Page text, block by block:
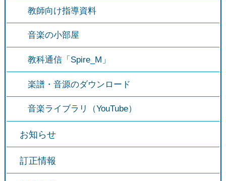
教師向け指導資料
音楽の小部屋
教科通信「Spire_M」
楽譜・音源のダウンロード
音楽ライブラリ（YouTube）
お知らせ
訂正情報